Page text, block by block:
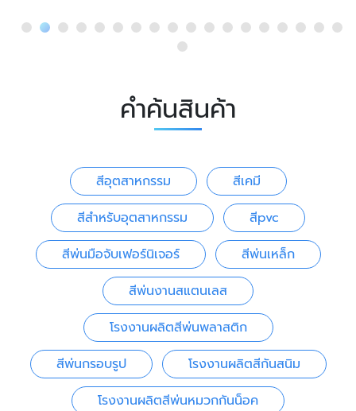
คำค้นสินค้า
สีอุตสาหกรรม
สีเคมี
สีสำหรับอุตสาหกรรม
สีpvc
สีพ่นมือจับเฟอร์นิเจอร์
สีพ่นเหล็ก
สีพ่นงานสแตนเลส
โรงงานผลิตสีพ่นพลาสติก
สีพ่นกรอบรูป
โรงงานผลิตสีกันสนิม
โรงงานผลิตสีพ่นหมวกกันน็อค